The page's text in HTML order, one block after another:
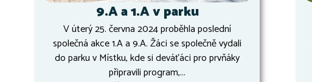
9.A a 1.A v parku
V úterý 25. června 2024 proběhla poslední
společná akce 1.A a 9.A. Žáci se společně vydali
do parku v Místku, kde si deváťáci pro prvňáky
připravili program,...